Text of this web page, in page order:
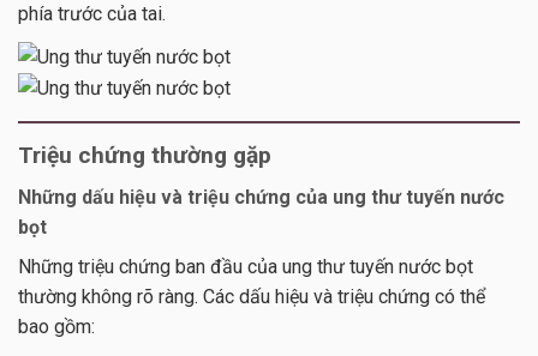
phía trước của tai.
Triệu chứng thường gặp
Những dấu hiệu và triệu chứng của ung thư tuyến nước
bọt
Những triệu chứng ban đầu của ung thư tuyến nước bọt
thường không rõ ràng. Các dấu hiệu và triệu chứng có thể
bao gồm: